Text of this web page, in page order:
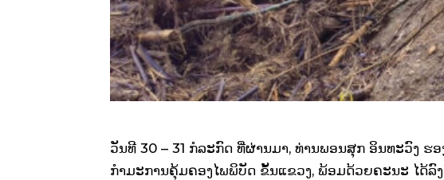
ວັນທີ 30 – 31 ກໍລະກົດ ທີ່ຜ່ານມາ, ທ່ານພອນສຸກ ອິນທະວົງ ຮ
ກໍາມະການຄຸ້ມຄອງໄພພິບັດ ຂັ້ນແຂວງ, ພ້ອມດ້ວຍຄະນະ ໄດ້